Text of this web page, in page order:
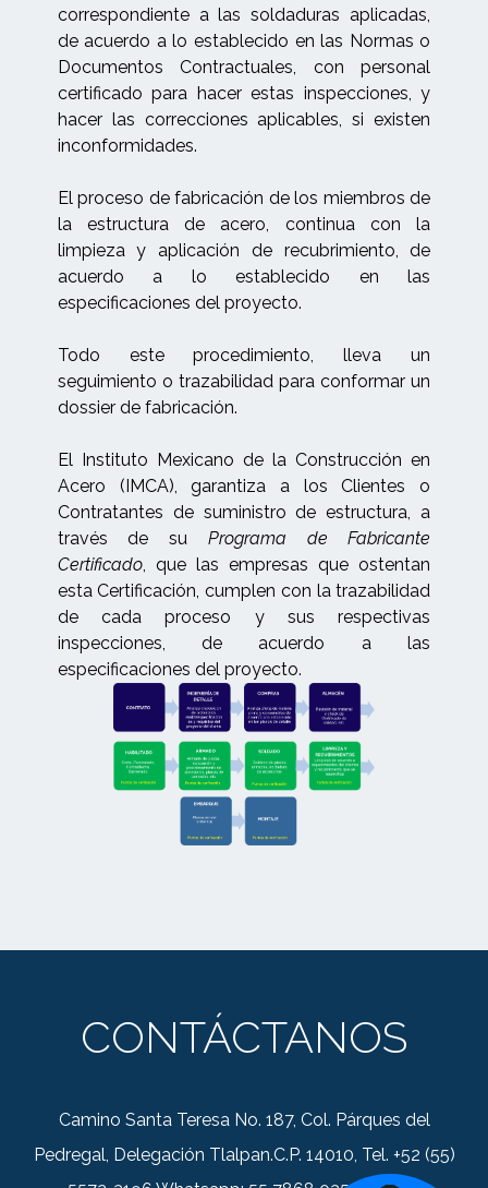
correspondiente a las soldaduras aplicadas,
de acuerdo a lo establecido en las Normas o
Documentos Contractuales, con personal
certificado para hacer estas inspecciones, y
hacer las correcciones aplicables, si existen
inconformidades.
El proceso de fabricación de los miembros de
la estructura de acero, continua con la
limpieza y aplicación de recubrimiento, de
acuerdo a lo establecido en las
especificaciones del proyecto.
Todo este procedimiento, lleva un
seguimiento o trazabilidad para conformar un
dossier de fabricación.
El Instituto Mexicano de la Construcción en
Acero (IMCA), garantiza a los Clientes o
Contratantes de suministro de estructura, a
través de su Programa de Fabricante
Certificado, que las empresas que ostentan
esta Certificación, cumplen con la trazabilidad
de cada proceso y sus respectivas
inspecciones, de acuerdo a las
especificaciones del proyecto.
CONTÁCTANOS
Camino Santa Teresa No. 187, Col. Párques del
Pedregal, Delegación Tlalpan.C.P. 14010, Tel. +52 (55)